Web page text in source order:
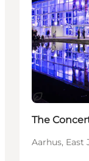
Sostenibile
The
Aarhus, East